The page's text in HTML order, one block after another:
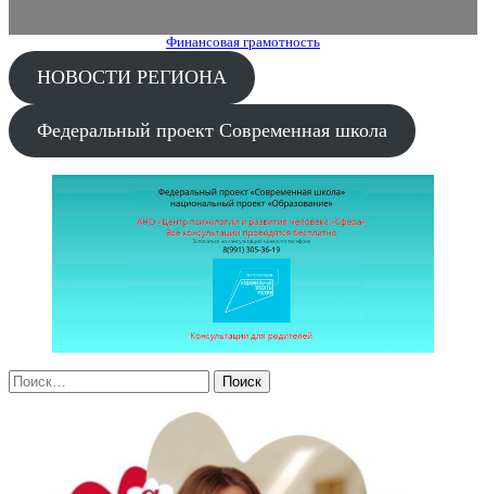
Финансовая грамотность
НОВОСТИ РЕГИОНА
Федеральный проект Современная школа